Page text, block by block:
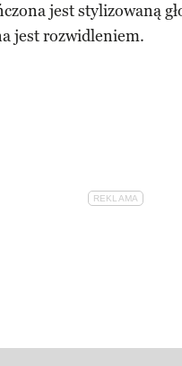
jest stylizowaną
jest rozwidleniem.